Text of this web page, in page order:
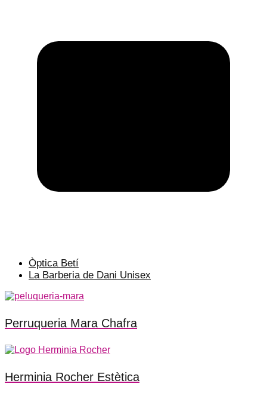
Òptica Betí
La Barberia de Dani Unisex
Perruqueria Mara Chafra
Herminia Rocher Estètica